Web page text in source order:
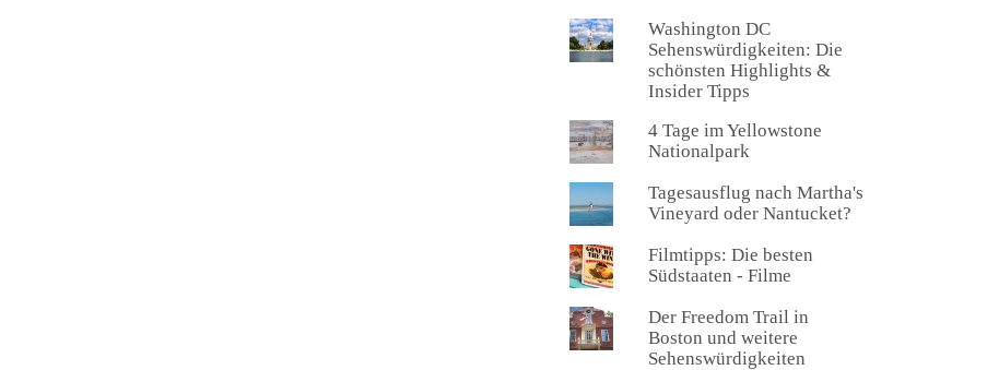
Washington DC
Sehenswürdigkeiten: Die
schönsten Highlights &
Insider Tipps
4 Tage im Yellowstone
Nationalpark
Tagesausflug nach Martha's
Vineyard oder Nantucket?
Filmtipps: Die besten
Südstaaten - Filme
Der Freedom Trail in
Boston und weitere
Sehenswürdigkeiten